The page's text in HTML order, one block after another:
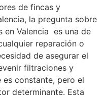
de fincas y
la pregunta sobre
en Valencia es una de
reparación o
de asegurar el
filtraciones y
es constante, pero el
determinante. Esta